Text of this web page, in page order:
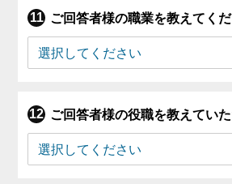
ご回答者様の職業を教えてくだ
ご回答者様の役職を教えていた